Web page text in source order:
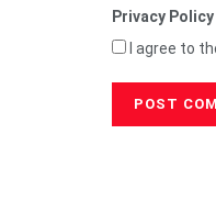
Privacy
I agree to